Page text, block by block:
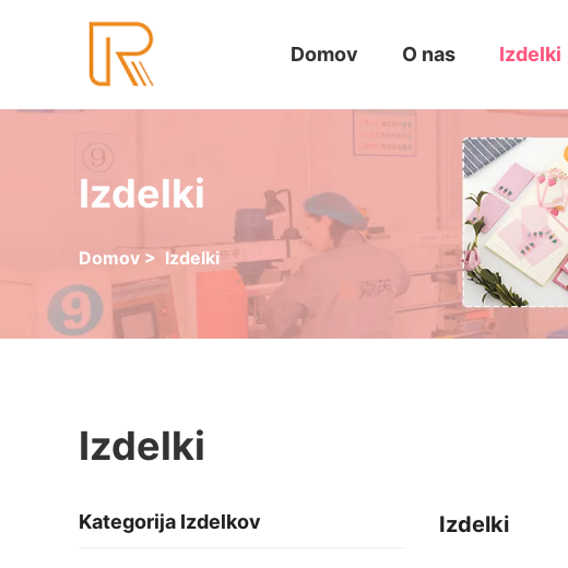
Domov O nas Izdelki
Izdelki
Domov > Izdelki
Izdelki
Kategorija Izdelkov Izdelki